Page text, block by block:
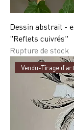
Dessin abstrait -
"Reflets cuivrés"
Rupture de stock
Vendu-Tirage